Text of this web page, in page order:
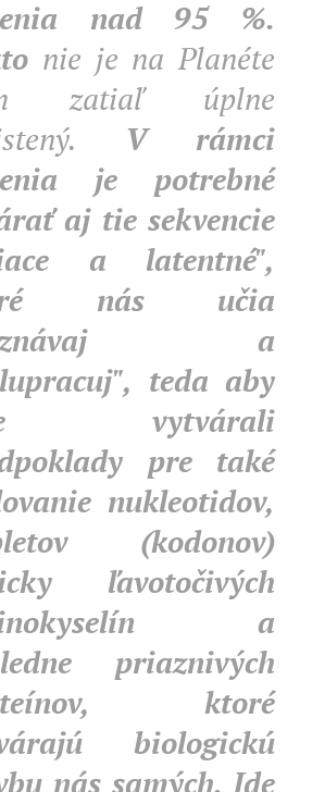
nad 95 %.
nie je na Planéte
zatiaľ úplne
V rámci
je potrebné
aj tie sekvencie
a latentné",
nás učia
a
teda aby
vytvárali
pre také
nukleotidov,
(kodonov)
ľavotočivých
a
priaznivých
ktoré
biologickú
nás samých. Ide